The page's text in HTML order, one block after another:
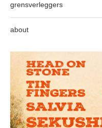
grensverleggers
about